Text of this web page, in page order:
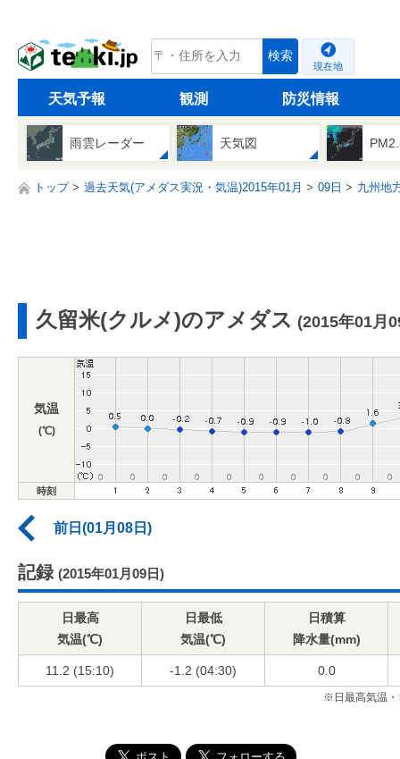
tenki.jp 検索
現在地
天気予報 観測 防災情報
雨雲レーダー 天気図
トップ 過去天気(アメダス実況・気温)2015年01月 09日 九州地
久留米(クルメ)のアメダス (2015年01月
気温
(℃)
時刻
前日(01月08日)
記録 (2015年01月09日)
日最高
気温(℃)
日最低
気温(℃)
日積算
降水量(mm)
11.2 (15:10) -1.2 (04:30) 0.0
※日最高気温・